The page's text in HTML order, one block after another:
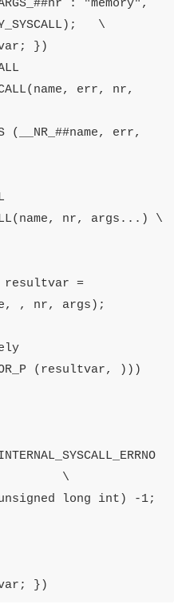
##nr : "memory" ,
);
\
;
})
( name, err, nr,
( __NR_ ##name, err,
( name, nr, args ...)
\
resultvar =
, , nr, args );
( resultvar,
)))
\
long int ) -1;
; })